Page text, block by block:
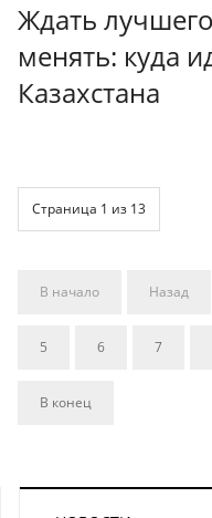
Ждать
менять: куда
Казахстана
Страница 1 из 13
В начало Назад
5 6 7
В конец